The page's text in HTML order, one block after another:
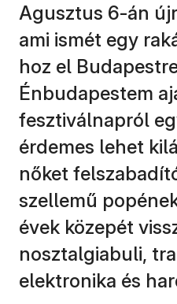
Agusztus 6-án
ami ismét egy
hoz el
Énbudapestem
fesztiválnapról
érdemes lehet
nőket
szellemű
évek közepét
nosztalgiabuli,
elektronika és